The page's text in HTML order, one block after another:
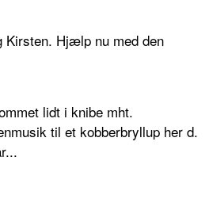
Kirsten. Hjælp nu med den
lidt i knibe mht.
til et kobberbryllup her d.